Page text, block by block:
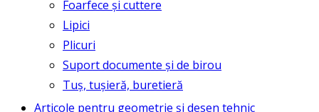
Foarfece și cuttere
Lipici
Plicuri
Suport documente și de birou
Tuș, tușieră, buretieră
Articole pentru geometrie și desen tehnic